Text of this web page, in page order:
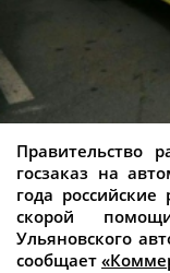
Правительство
госзаказ на
года
скорой
Ульяновского
сообщает